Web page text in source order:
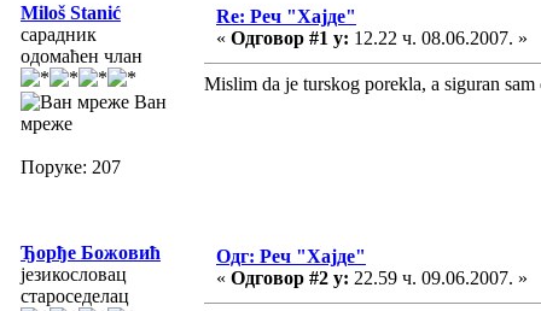
Miloš Stanić
сарадник
одомаћен члан
Ван
мреже
Поруке: 207
Re: Реч "Хајде"
« Одговор #1 у: 12.22 ч. 08.06.2007. »
Mislim da je turskog porekla, a siguran
Ђорђе Божовић
језикословац
староседелац
Одг: Реч "Хајде"
« Одговор #2 у: 22.59 ч. 09.06.2007. »